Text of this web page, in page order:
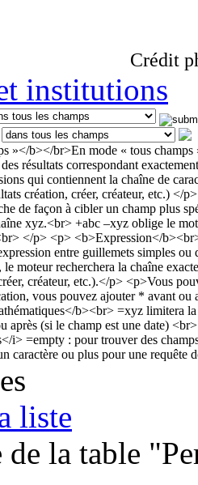
Crédit
institutions
liste
de la table